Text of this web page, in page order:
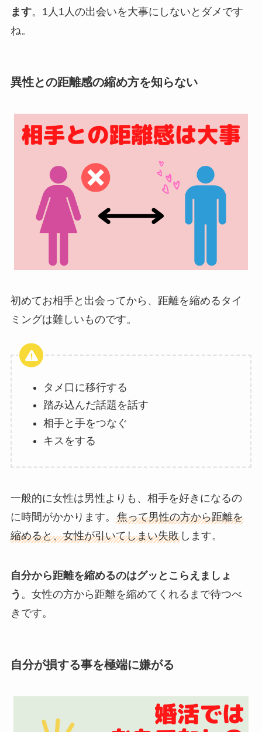
ます。1人1人の出会いを大事にしないとダメです
ね。
異性との距離感の縮め方を知らない
初めてお相手と出会ってから、距離を縮めるタイ
ミングは難しいものです。
タメ口に移行する
踏み込んだ話題を話す
相手と手をつなぐ
キスをする
一般的に女性は男性よりも、相手を好きになるの
に時間がかかります。 焦って男性の方から距離を
縮めると、女性が引いてしまい失敗します。
自分から距離を縮めるのはグッとこらえましょ
う 。女性の方から距離を縮めてくれるまで待つべ
きです。
自分が損する事を極端に嫌がる